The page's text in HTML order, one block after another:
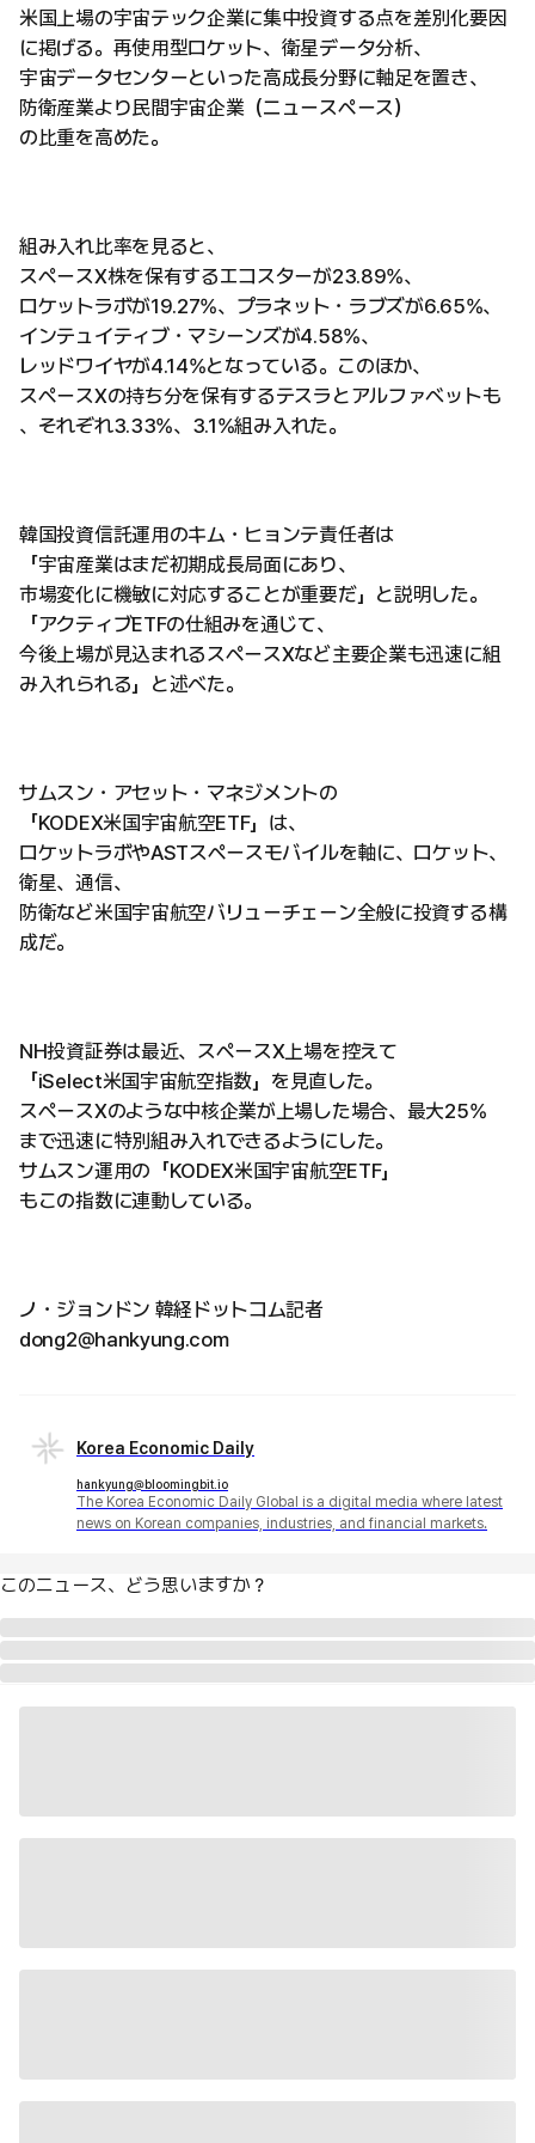
米国上場の宇宙テック企業に集中投資する点を差別化要因
に掲げる。再使用型ロケット、衛星データ分析、
宇宙データセンターといった高成長分野に軸足を置き、
防衛産業より民間宇宙企業（ニュースペース）
の比重を高めた。
組み入れ比率を見ると、
スペースX株を保有するエコスターが23.89%、
ロケットラボが19.27%、プラネット・ラブズが6.65%、
インテュイティブ・マシーンズが4.58%、
レッドワイヤが4.14%となっている。このほか、
スペースXの持ち分を保有するテスラとアルファベットも
、それぞれ3.33%、3.1%組み入れた。
韓国投資信託運用のキム・ヒョンテ責任者は
「宇宙産業はまだ初期成長局面にあり、
市場変化に機敏に対応することが重要だ」と説明した。
「アクティブETFの仕組みを通じて、
今後上場が見込まれるスペースXなど主要企業も迅速に組
み入れられる」と述べた。
サムスン・アセット・マネジメントの
「KODEX米国宇宙航空ETF」は、
ロケットラボやASTスペースモバイルを軸に、ロケット、
衛星、通信、
防衛など米国宇宙航空バリューチェーン全般に投資する構
成だ。
NH投資証券は最近、スペースX上場を控えて
「iSelect米国宇宙航空指数」を見直した。
スペースXのような中核企業が上場した場合、最大25%
まで迅速に特別組み入れできるようにした。
サムスン運用の「KODEX米国宇宙航空ETF」
もこの指数に連動している。
ノ・ジョンドン 韓経ドットコム記者
dong2@hankyung.com
Korea Economic Daily
hankyung@bloomingbit.io
The Korea Economic Daily Global is a digital media where latest
news on Korean companies, industries, and financial markets.
このニュース、どう思いますか？